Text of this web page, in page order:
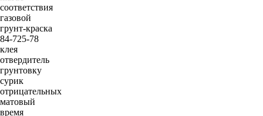
соответствия
газовой
грунт-краска
84-725-78
клея
отвердитель
грунтовку
сурик
отрицательных
матовый
время